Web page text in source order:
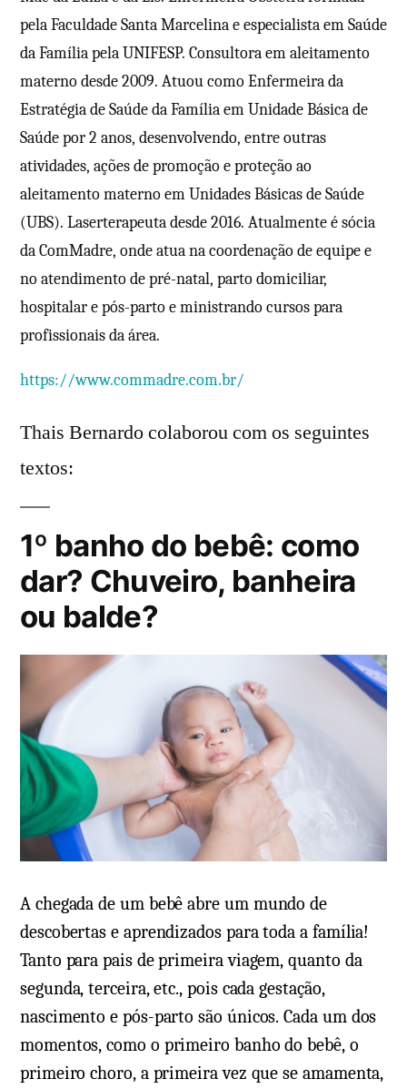
pela Faculdade Santa Marcelina e especialista em Saúde
da Família pela UNIFESP. Consultora em aleitamento
materno desde 2009. Atuou como Enfermeira da
Estratégia de Saúde da Família em Unidade Básica de
Saúde por 2 anos, desenvolvendo, entre outras
atividades, ações de promoção e proteção ao
aleitamento materno em Unidades Básicas de Saúde
(UBS). Laserterapeuta desde 2016. Atualmente é sócia
da ComMadre, onde atua na coordenação de equipe e
no atendimento de pré-natal, parto domiciliar,
hospitalar e pós-parto e ministrando cursos para
profissionais da área.
https://www.commadre.com.br/
Thais Bernardo colaborou com os seguintes
textos:
1º banho do bebê: como
dar? Chuveiro, banheira
ou balde?
A chegada de um bebê abre um mundo de
descobertas e aprendizados para toda a família!
Tanto para pais de primeira viagem, quanto da
segunda, terceira, etc., pois cada gestação,
nascimento e pós-parto são únicos. Cada um dos
momentos, como o primeiro banho do bebê, o
primeiro choro, a primeira vez que se amamenta,